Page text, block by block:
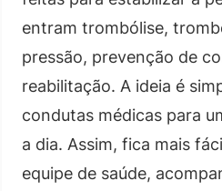
entram trombólise,
pressão, prevenção de
reabilitação. A ideia é
condutas médicas para
a dia. Assim, fica mais
equipe de saúde,